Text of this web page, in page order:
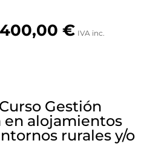
400,00 € IVA inc.
Gestión
alojamientos
rurales y/o